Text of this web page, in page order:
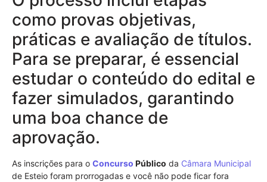
como provas objetivas,
práticas e avaliação de títulos.
Para se preparar, é essencial
estudar o conteúdo do edital e
fazer simulados, garantindo
uma boa chance de
aprovação.
As inscrições para o Concurso Público da Câmara Municipal
de Esteio foram prorrogadas e você não pode ficar fora